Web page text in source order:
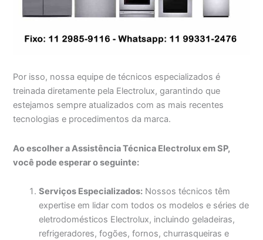
Por isso, nossa equipe de técnicos especializados é
treinada diretamente pela Electrolux, garantindo que
estejamos sempre atualizados com as mais recentes
tecnologias e procedimentos da marca.
Ao escolher a Assistência Técnica Electrolux em SP,
você pode esperar o seguinte:
Serviços Especializados: Nossos técnicos têm
expertise em lidar com todos os modelos e séries de
eletrodomésticos Electrolux, incluindo geladeiras,
refrigeradores, fogões, fornos, churrasqueiras e